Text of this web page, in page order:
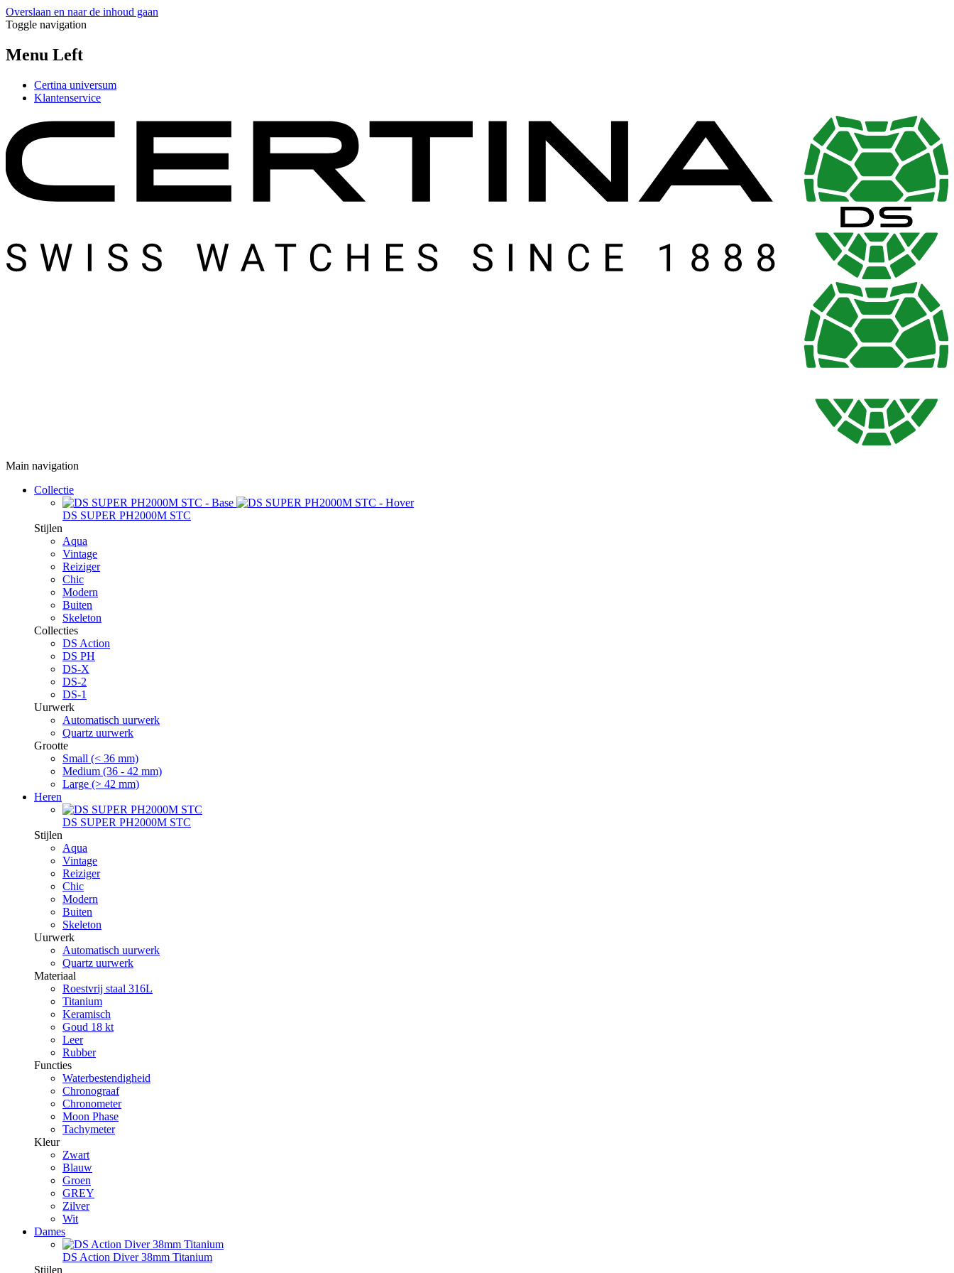
Overslaan en naar de inhoud gaan
Toggle navigation
Menu Left
Certina universum
Klantenservice
Main navigation
Collectie
DS SUPER PH2000M STC
Stijlen
Aqua
Vintage
Reiziger
Chic
Modern
Buiten
Skeleton
Collecties
DS Action
DS PH
DS-X
DS-2
DS-1
Uurwerk
Automatisch uurwerk
Quartz uurwerk
Grootte
Small (< 36 mm)
Medium (36 - 42 mm)
Large (> 42 mm)
Heren
DS SUPER PH2000M STC
Stijlen
Aqua
Vintage
Reiziger
Chic
Modern
Buiten
Skeleton
Uurwerk
Automatisch uurwerk
Quartz uurwerk
Materiaal
Roestvrij staal 316L
Titanium
Keramisch
Goud 18 kt
Leer
Rubber
Functies
Waterbestendigheid
Chronograaf
Chronometer
Moon Phase
Tachymeter
Kleur
Zwart
Blauw
Groen
GREY
Zilver
Wit
Dames
DS Action Diver 38mm Titanium
Stijlen